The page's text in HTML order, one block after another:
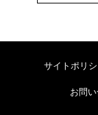
サイトポリ
お問